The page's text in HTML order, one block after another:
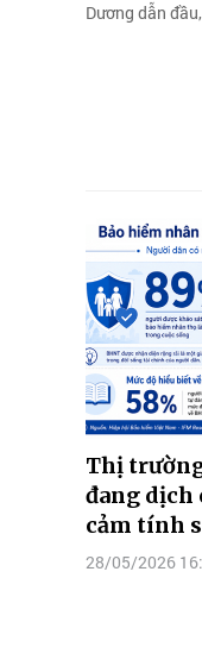
Dương dẫn
Thị
đang dịch
cảm tính
28/05/2026